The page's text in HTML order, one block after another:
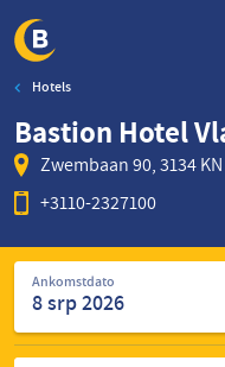
Skip
main
content
Hotels
Bastion Hotel
Zwembaan 90, 3134
+3110-2327100
Søk
etter
hoteller
Ankomstdato